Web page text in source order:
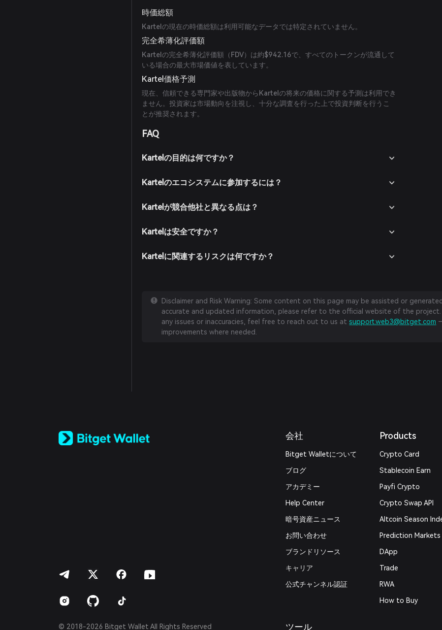
時価総額
Kartelの現在の時価総額は利用可能なデータでは特定されていません。
完全希薄化評価額
Kartelの完全希薄化評価額（FDV）は約$942.16で、すべてのトークンが流通して
いる場合の最大市場価値を表しています。
Kartel価格予測
現在、信頼できる専門家や出版物からKartelの将来の価格に関する予測は利用でき
ません。投資家は市場動向を注視し、十分な調査を行った上で投資判断を行うこ
とが推奨されます。
FAQ
Kartelの目的は何ですか？
Kartelのエコシステムに参加するには？
Kartelが競合他社と異なる点は？
Kartelは安全ですか？
Kartelに関連するリスクは何ですか？
Disclaimer and Risk Warning: Some content on this page may be assisted or
accurate and updated information, please refer to the official website of the
any issues or inaccuracies, feel free to reach out to us atsupport.web3@bitget.com
improvements where needed.
Español (Latinoamérica)
© 2018-2026 Bitget Wallet All Rights Reserved
会社
Bitget Walletについて
ブログ
アカデミー
Help Center
暗号資産ニュース
お問い合わせ
ブランドリソース
キャリア
公式チャンネル認証
ツール
Products
Crypto Card
Stablecoin Earn
Payfi Crypto
Crypto Swap API
Altcoin Season
Prediction Markets
DApp
Trade
RWA
How to Buy